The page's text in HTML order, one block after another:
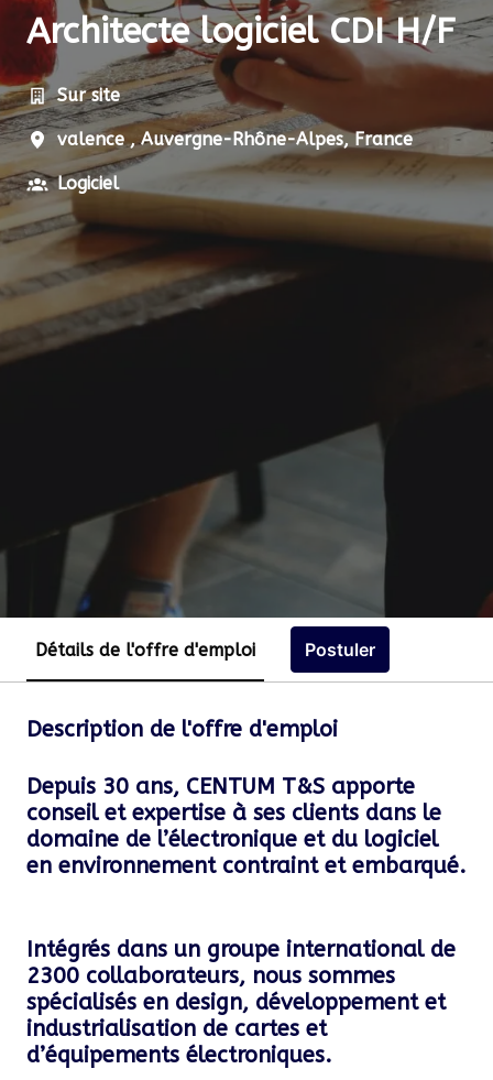
Architecte logiciel CDI H/F
Sur site
valence , Auvergne-Rhône-Alpes, France
Logiciel
Détails de l'offre d'emploi Postuler
Description de l'offre d'emploi
Depuis 30 ans, CENTUM T&S apporte
conseil et expertise à ses clients dans le
domaine de l’électronique et du logiciel
en environnement contraint et embarqué.
Intégrés dans un groupe international de
2300 collaborateurs, nous sommes
spécialisés en design, développement et
industrialisation de cartes et
d’équipements électroniques.